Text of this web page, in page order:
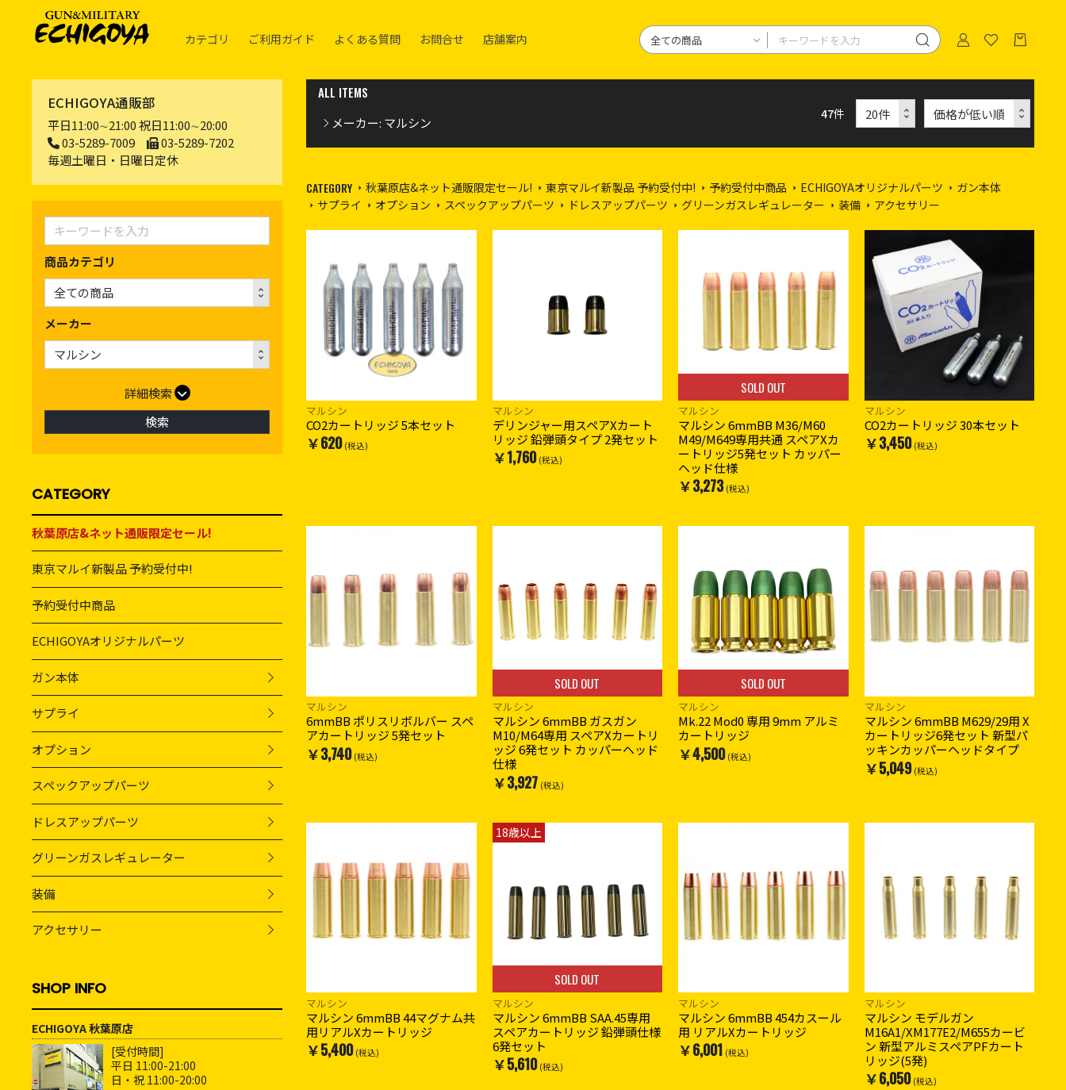
カテゴリ ご利用ガイド よくある質問 お問合せ 店舗案内
ECHIGOYA通販部
平日11:00∼21:00 祝日11:00∼20:00
03-5289-7009
03-5289-7202
毎週土曜日・日曜日定休
商品カテゴリ
メーカー
詳細検索
検索
CATEGORY
秋葉原店&ネット通販限定セール!
東京マルイ新製品 予約受付中!
予約受付中商品
ECHIGOYAオリジナルパーツ
ガン本体
サプライ
オプション
スペックアップパーツ
ドレスアップパーツ
グリーンガスレギュレーター
装備
アクセサリー
SHOP INFO
ECHIGOYA 秋葉原店
[受付時間]
平日 11:00-21:00
日・祝 11:00-20:00
ALL ITEMS
メーカー: マルシン
47件
CATEGORY 秋葉原店&ネット通販限定セール! 東京マルイ新製品 予約受付中! 予約受付中商品 ECHIGOYAオリジナルパーツ
ガン本体
サプライ
オプション スペックアップパーツ ドレスアップパーツ グリーンガスレギュレーター 装備 アクセサリー
マルシン
CO2カートリッジ 5本セット
￥620 (税込)
マルシン
デリンジャー用スペアXカート
リッジ 鉛弾頭タイプ 2発セット
￥1,760 (税込)
SOLD OUT
マルシン
マルシン 6mmBB M36/M60
M49/M649専用共通 スペアXカ
ートリッジ5発セット カッパー
ヘッド仕様
￥3,273 (税込)
マルシン
CO2カートリッジ 30本セット
￥3,450 (税込)
マルシン
6mmBB ポリスリボルバー スペ
アカートリッジ 5発セット
￥3,740 (税込)
SOLD OUT
マルシン
マルシン 6mmBB ガスガン
M10/M64専用 スペアXカートリ
ッジ 6発セット カッパーヘッド
仕様
￥3,927 (税込)
SOLD OUT
マルシン
Mk.22 Mod0 専用 9mm アルミ
カートリッジ
￥4,500 (税込)
マルシン
マルシン 6mmBB M629/29用 X
カートリッジ6発セット 新型パ
ッキンカッパーヘッドタイプ
￥5,049 (税込)
マルシン
マルシン 6mmBB 44マグナム共
用リアルXカートリッジ
￥5,400 (税込)
18歳以上
SOLD OUT
マルシン
マルシン 6mmBB SAA.45専用
スペアカートリッジ 鉛弾頭仕様
6発セット
￥5,610 (税込)
マルシン
マルシン 6mmBB 454カスール
用 リアルXカートリッジ
￥6,001 (税込)
マルシン
マルシン モデルガン
M16A1/XM177E2/M655カービ
ン 新型アルミスペアPFカート
リッジ(5発)
￥6,050 (税込)